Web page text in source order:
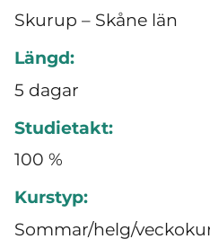
Skurup – Skåne län
Längd:
5 dagar
Studietakt:
100 %
Kurstyp:
Sommar/helg/